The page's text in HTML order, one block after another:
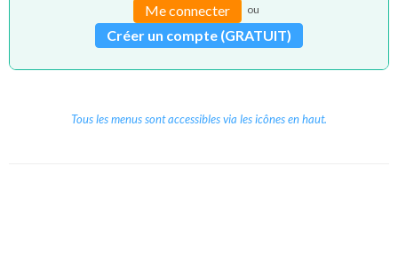
Me connecter ou
Créer un compte (GRATUIT)
Tous les menus sont accessibles via les icônes en haut.